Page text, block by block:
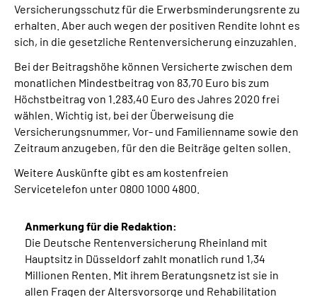
Inhalte in Gebärdensprache (DGS)
Leichte Sprache
Suche
Versicherungsschutz für die Erwerbsminderungsrente zu
erhalten. Aber auch wegen der positiven Rendite lohnt es
sich, in die gesetzliche Rentenversicherung einzuzahlen.
Bei der Beitragshöhe können Versicherte zwischen dem
monatlichen Mindestbeitrag von 83,70 Euro bis zum
Höchstbeitrag von 1.283,40 Euro des Jahres 2020 frei
wählen. Wichtig ist, bei der Überweisung die
Versicherungsnummer, Vor- und Familienname sowie den
Zeitraum anzugeben, für den die Beiträge gelten sollen.
Weitere Auskünfte gibt es am kostenfreien
Servicetelefon unter 0800 1000 4800.
Anmerkung für die Redaktion:
Die Deutsche Rentenversicherung Rheinland mit
Hauptsitz in Düsseldorf zahlt monatlich rund 1,34
Millionen Renten. Mit ihrem Beratungsnetz ist sie in
allen Fragen der Altersvorsorge und Rehabilitation